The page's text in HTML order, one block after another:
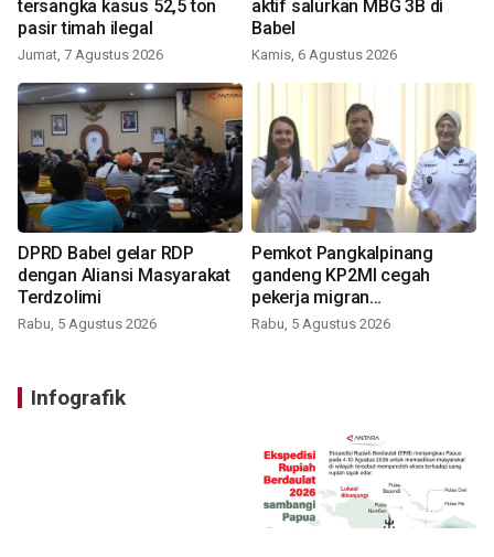
tersangka kasus 52,5 ton
pasir timah ilegal
Jumat, 7 Agustus 2026
aktif salurkan MBG 3B di
Babel
Kamis, 6 Agustus 2026
DPRD Babel gelar RDP
dengan Aliansi Masyarakat
Terdzolimi
Rabu, 5 Agustus 2026
Pemkot Pangkalpinang
gandeng KP2MI cegah
pekerja migran
nonprosedural
Rabu, 5 Agustus 2026
Infografik